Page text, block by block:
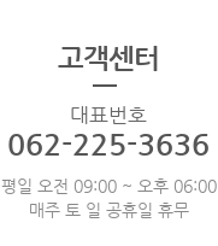
고객센터
대표번호
062-225-3636
평일 오전 09:00 ~ 오후 06:00
매주 토 일 공휴일 휴무